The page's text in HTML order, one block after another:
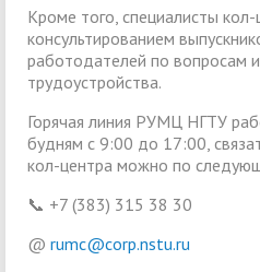
Кроме того, специалисты
консультированием
работодателей по вопросам
трудоустройства.
Горячая линия РУМЦ НГТУ
будням с 9:00 до 17:00,
кол-центра можно по
📞 +7 (383) 315 38 30
@ rumc@corp.nstu.ru